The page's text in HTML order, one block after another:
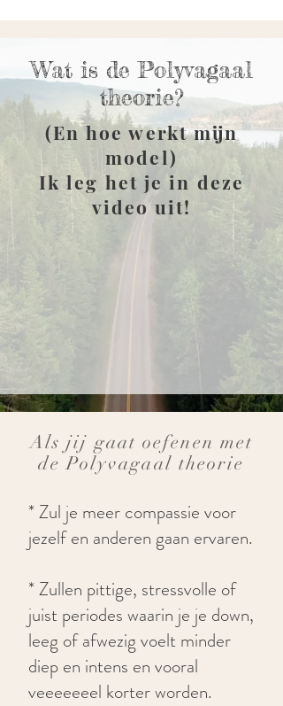
Wat is de Polyvagaal
theorie?
(En hoe werkt mijn
model)
Ik leg het je in deze
video uit!
Als jij gaat oefenen met
de Polyvagaal theorie
* Zul je meer compassie voor
jezelf en anderen gaan ervaren.
* Zullen pittige, stressvolle of
juist periodes waarin je je down,
leeg of afwezig voelt minder
diep en intens en vooral
veeeeeeel korter worden.